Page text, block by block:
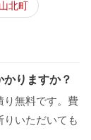
北町
りますか？
り無料です。費
いただいても